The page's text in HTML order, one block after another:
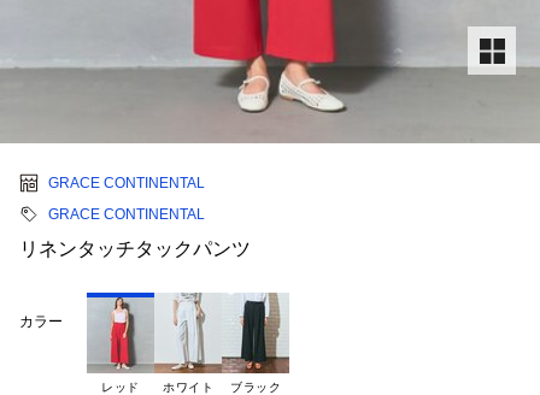
GRACE CONTINENTAL
GRACE CONTINENTAL
リネンタッチタックパンツ
カラー
レッド ホワイト ブラック